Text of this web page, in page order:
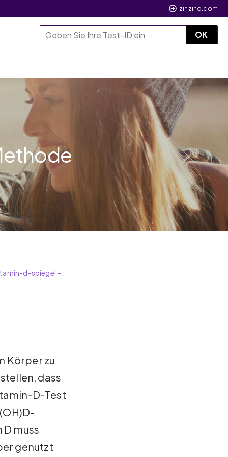
zinzino.com
OK
d-spiegel –
Körper zu
dass
D-Test
muss
genutzt